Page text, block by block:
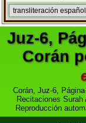
Juz-6,
Corán
Corán, Juz-6,
Recitaciones
Reproducción